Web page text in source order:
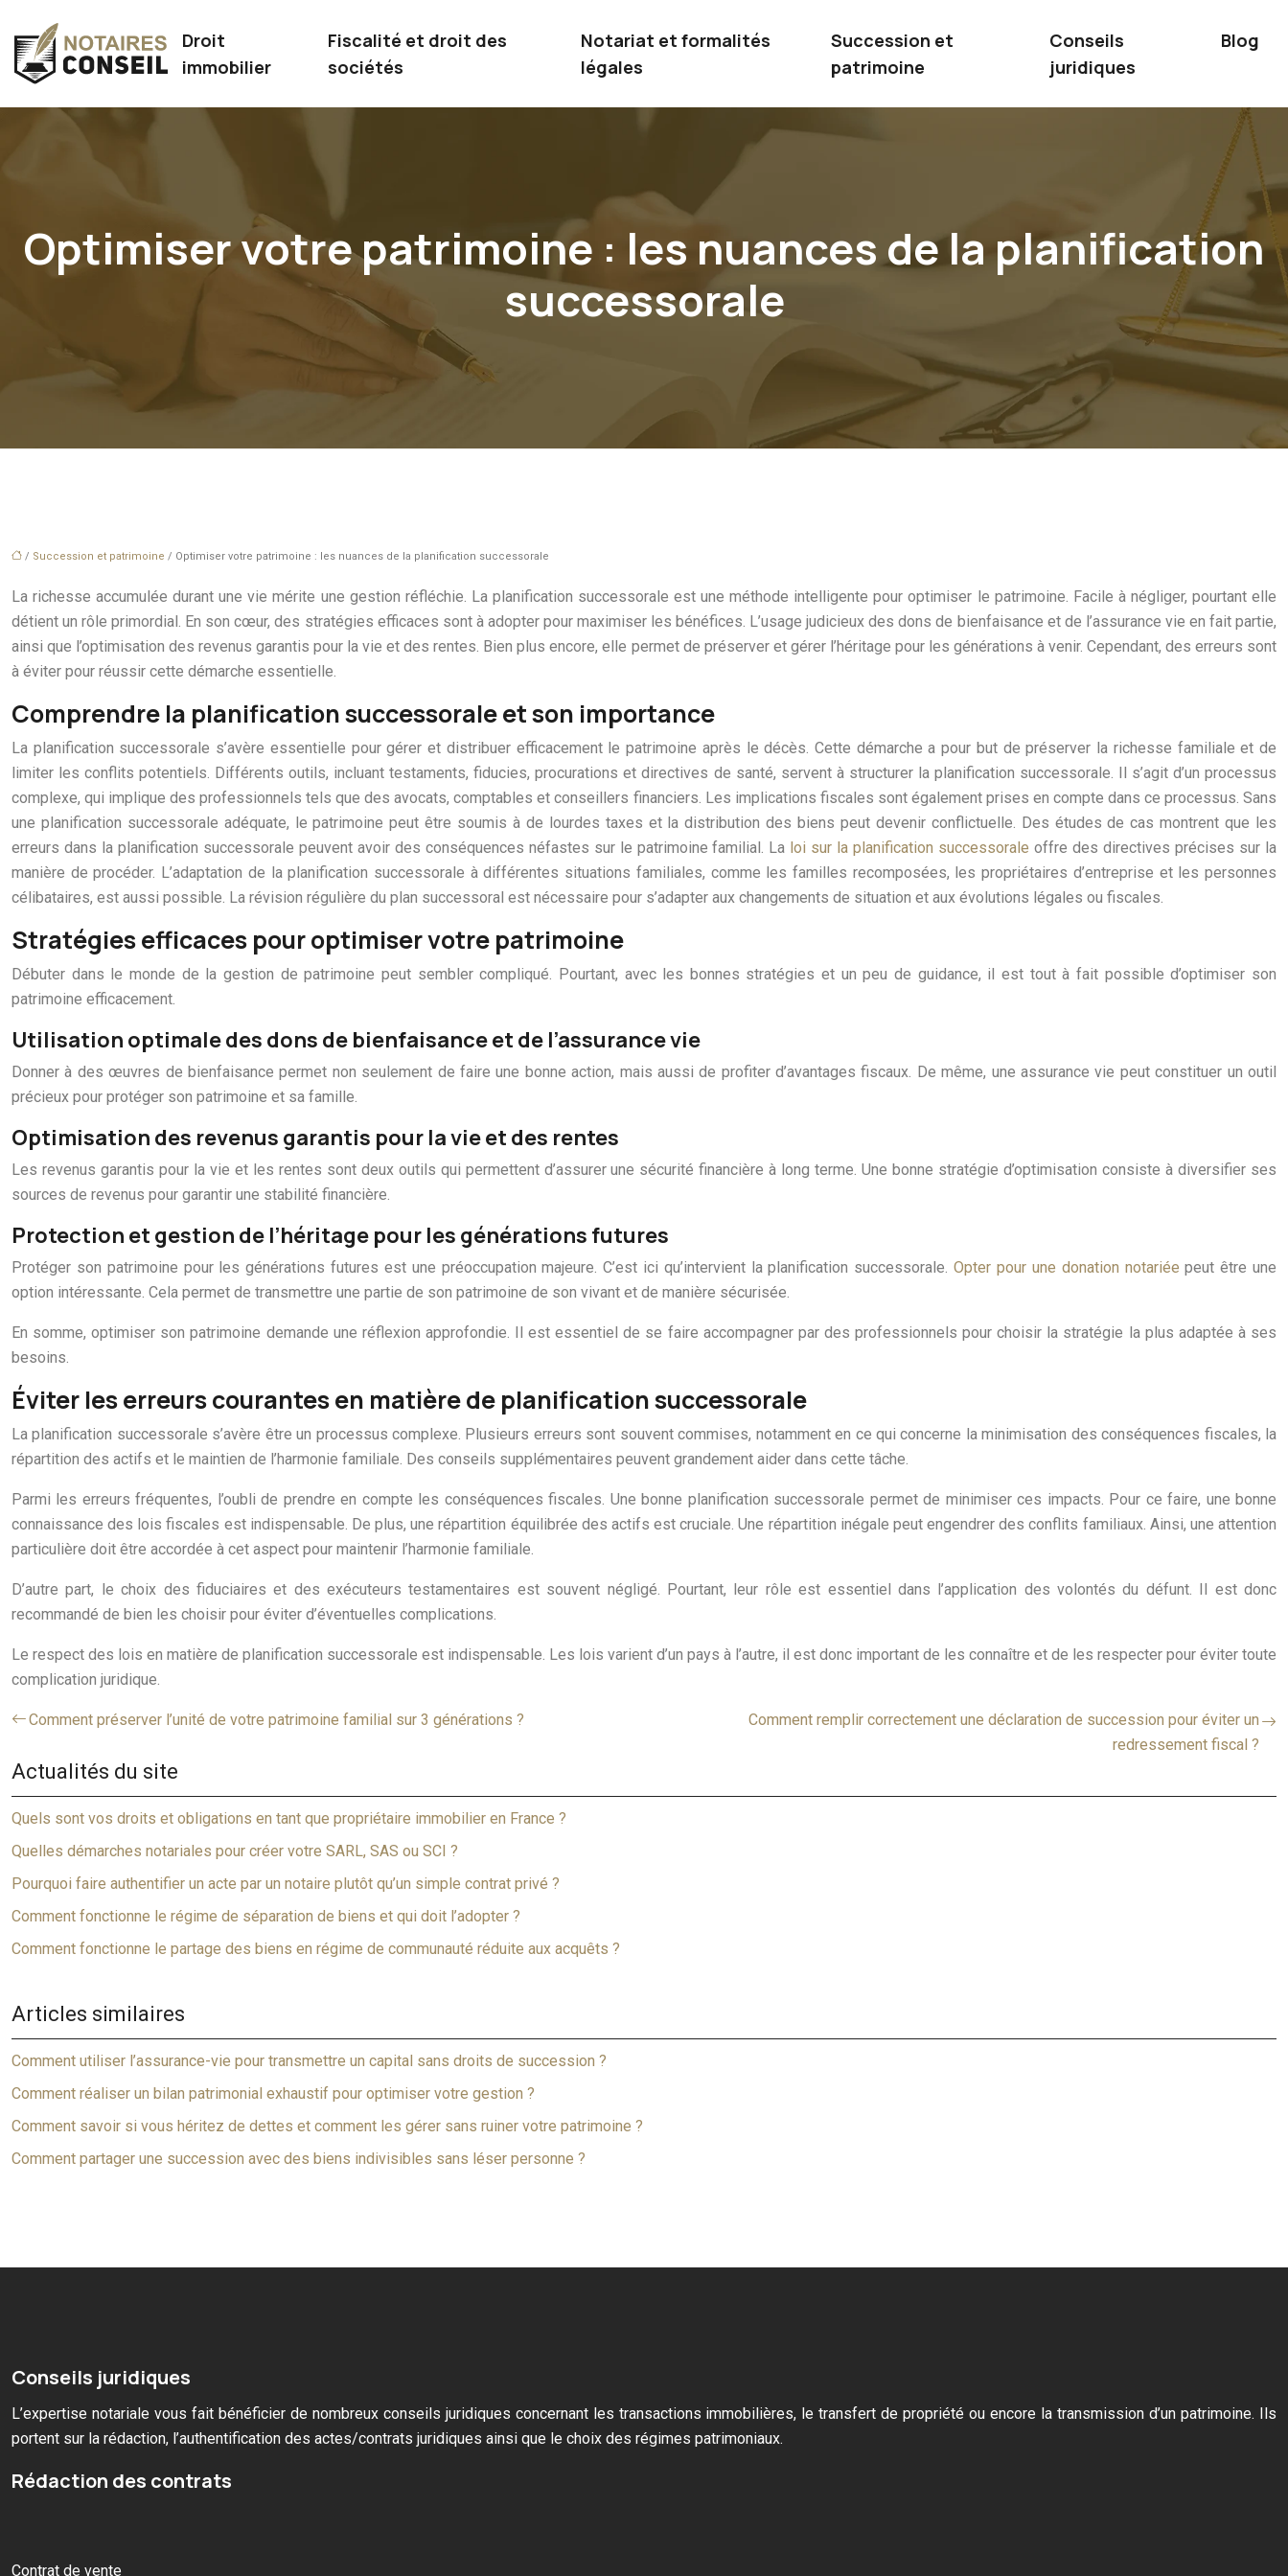
Droit
immobilier
Fiscalité et droit des
sociétés
Notariat et formalités
légales
Succession et
patrimoine
Conseils
juridiques
Blog
Optimiser votre patrimoine : les nuances de la planification
successorale
/ Succession et patrimoine / Optimiser votre patrimoine : les nuances de la planification successorale
La richesse accumulée durant une vie mérite une gestion réfléchie. La planification successorale est une méthode intelligente pour optimiser le patrimoine. Facile à négliger, pourtant elle
détient un rôle primordial. En son cœur, des stratégies efficaces sont à adopter pour maximiser les bénéfices. L’usage judicieux des dons de bienfaisance et de l’assurance vie en fait partie,
ainsi que l’optimisation des revenus garantis pour la vie et des rentes. Bien plus encore, elle permet de préserver et gérer l’héritage pour les générations à venir. Cependant, des erreurs sont
à éviter pour réussir cette démarche essentielle.
Comprendre la planification successorale et son importance
La planification successorale s’avère essentielle pour gérer et distribuer efficacement le patrimoine après le décès. Cette démarche a pour but de préserver la richesse familiale et de
limiter les conflits potentiels. Différents outils, incluant testaments, fiducies, procurations et directives de santé, servent à structurer la planification successorale. Il s’agit d’un processus
complexe, qui implique des professionnels tels que des avocats, comptables et conseillers financiers. Les implications fiscales sont également prises en compte dans ce processus. Sans
une planification successorale adéquate, le patrimoine peut être soumis à de lourdes taxes et la distribution des biens peut devenir conflictuelle. Des études de cas montrent que les
erreurs dans la planification successorale peuvent avoir des conséquences néfastes sur le patrimoine familial. La loi sur la planification successorale offre des directives précises sur la
manière de procéder. L’adaptation de la planification successorale à différentes situations familiales, comme les familles recomposées, les propriétaires d’entreprise et les personnes
célibataires, est aussi possible. La révision régulière du plan successoral est nécessaire pour s’adapter aux changements de situation et aux évolutions légales ou fiscales.
Stratégies efficaces pour optimiser votre patrimoine
Débuter dans le monde de la gestion de patrimoine peut sembler compliqué. Pourtant, avec les bonnes stratégies et un peu de guidance, il est tout à fait possible d’optimiser son
patrimoine efficacement.
Utilisation optimale des dons de bienfaisance et de l’assurance vie
Donner à des œuvres de bienfaisance permet non seulement de faire une bonne action, mais aussi de profiter d’avantages fiscaux. De même, une assurance vie peut constituer un outil
précieux pour protéger son patrimoine et sa famille.
Optimisation des revenus garantis pour la vie et des rentes
Les revenus garantis pour la vie et les rentes sont deux outils qui permettent d’assurer une sécurité financière à long terme. Une bonne stratégie d’optimisation consiste à diversifier ses
sources de revenus pour garantir une stabilité financière.
Protection et gestion de l’héritage pour les générations futures
Protéger son patrimoine pour les générations futures est une préoccupation majeure. C’est ici qu’intervient la planification successorale.Opter pour une donation notariée peut être une
option intéressante. Cela permet de transmettre une partie de son patrimoine de son vivant et de manière sécurisée.
En somme, optimiser son patrimoine demande une réflexion approfondie. Il est essentiel de se faire accompagner par des professionnels pour choisir la stratégie la plus adaptée à ses
besoins.
Éviter les erreurs courantes en matière de planification successorale
La planification successorale s’avère être un processus complexe. Plusieurs erreurs sont souvent commises, notamment en ce qui concerne la minimisation des conséquences fiscales, la
répartition des actifs et le maintien de l’harmonie familiale. Des conseils supplémentaires peuvent grandement aider dans cette tâche.
Parmi les erreurs fréquentes, l’oubli de prendre en compte les conséquences fiscales. Une bonne planification successorale permet de minimiser ces impacts. Pour ce faire, une bonne
connaissance des lois fiscales est indispensable. De plus, une répartition équilibrée des actifs est cruciale. Une répartition inégale peut engendrer des conflits familiaux. Ainsi, une attention
particulière doit être accordée à cet aspect pour maintenir l’harmonie familiale.
D’autre part, le choix des fiduciaires et des exécuteurs testamentaires est souvent négligé. Pourtant, leur rôle est essentiel dans l’application des volontés du défunt. Il est donc
recommandé de bien les choisir pour éviter d’éventuelles complications.
Le respect des lois en matière de planification successorale est indispensable. Les lois varient d’un pays à l’autre, il est donc important de les connaître et de les respecter pour éviter toute
complication juridique.
Comment préserver l’unité de votre patrimoine familial sur 3 générations ?
Comment remplir correctement une déclaration de succession pour éviter un
redressement fiscal ?
Actualités du site
Quels sont vos droits et obligations en tant que propriétaire immobilier en France ?
Quelles démarches notariales pour créer votre SARL, SAS ou SCI ?
Pourquoi faire authentifier un acte par un notaire plutôt qu’un simple contrat privé ?
Comment fonctionne le régime de séparation de biens et qui doit l’adopter ?
Comment fonctionne le partage des biens en régime de communauté réduite aux acquêts ?
Articles similaires
Comment utiliser l’assurance-vie pour transmettre un capital sans droits de succession ?
Comment réaliser un bilan patrimonial exhaustif pour optimiser votre gestion ?
Comment savoir si vous héritez de dettes et comment les gérer sans ruiner votre patrimoine ?
Comment partager une succession avec des biens indivisibles sans léser personne ?
Conseils juridiques
L’expertise notariale vous fait bénéficier de nombreux conseils juridiques concernant les transactions immobilières, le transfert de propriété ou encore la transmission d’un patrimoine. Ils
portent sur la rédaction, l’authentification des actes/contrats juridiques ainsi que le choix des régimes patrimoniaux.
Rédaction des contrats
Contrat de vente